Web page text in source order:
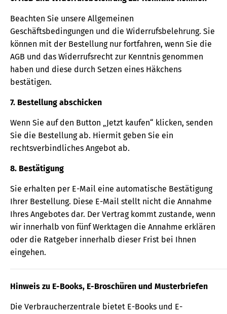
Beachten Sie unsere Allgemeinen
Geschäftsbedingungen und die Widerrufsbelehrung. Sie
können mit der Bestellung nur fortfahren, wenn Sie die
AGB und das Widerrufsrecht zur Kenntnis genommen
haben und diese durch Setzen eines Häkchens
bestätigen.
7. Bestellung abschicken
Wenn Sie auf den Button „Jetzt kaufen“ klicken, senden
Sie die Bestellung ab. Hiermit geben Sie ein
rechtsverbindliches Angebot ab.
8. Bestätigung
Sie erhalten per E-Mail eine automatische Bestätigung
Ihrer Bestellung. Diese E-Mail stellt nicht die Annahme
Ihres Angebotes dar. Der Vertrag kommt zustande, wenn
wir innerhalb von fünf Werktagen die Annahme erklären
oder die Ratgeber innerhalb dieser Frist bei Ihnen
eingehen.
Hinweis zu E-Books, E-Broschüren und Musterbriefen
Die Verbraucherzentrale bietet E-Books und E-